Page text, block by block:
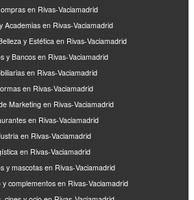
en Rivas-Vaciamadrid
Academias en Rivas-Vaciamadrid
y Estética en Rivas-Vaciamadrid
y Bancos en Rivas-Vaciamadrid
en Rivas-Vaciamadrid
en Rivas-Vaciamadrid
Marketing en Rivas-Vaciamadrid
en Rivas-Vaciamadrid
en Rivas-Vaciamadrid
en Rivas-Vaciamadrid
y mascotas en Rivas-Vaciamadrid
complementos en Rivas-Vaciamadrid